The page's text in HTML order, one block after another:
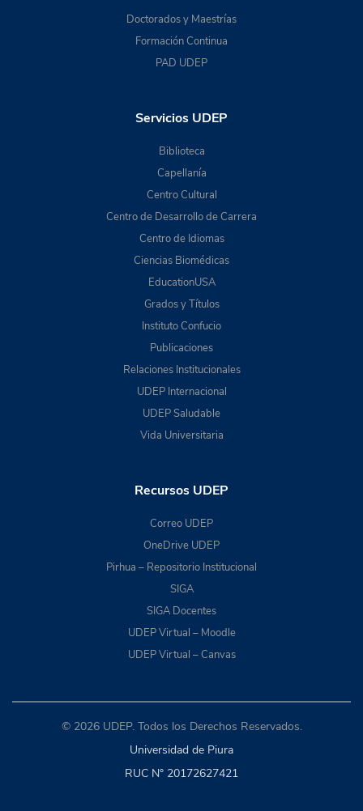
Doctorados y Maestrías
Formación Continua
PAD UDEP
Servicios UDEP
Biblioteca
Capellanía
Centro Cultural
Centro de Desarrollo de Carrera
Centro de Idiomas
Ciencias Biomédicas
EducationUSA
Grados y Títulos
Instituto Confucio
Publicaciones
Relaciones Institucionales
UDEP Internacional
UDEP Saludable
Vida Universitaria
Recursos UDEP
Correo UDEP
OneDrive UDEP
Pirhua – Repositorio Institucional
SIGA
SIGA Docentes
UDEP Virtual – Moodle
UDEP Virtual – Canvas
© 2026 UDEP. Todos los Derechos Reservados.
Universidad de Piura
RUC N° 20172627421